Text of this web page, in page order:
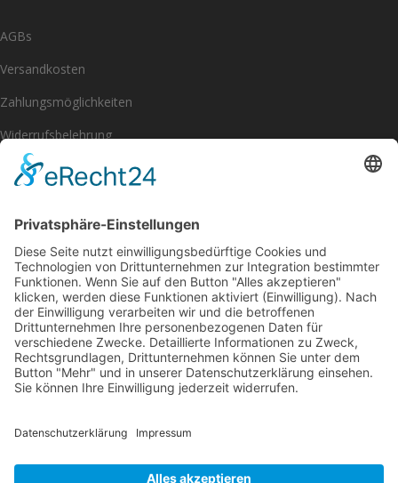
AGBs
Versandkosten
Zahlungsmöglichkeiten
Widerrufsbelehrung
Impressum
[eu_owb_order_withdrawal_button]